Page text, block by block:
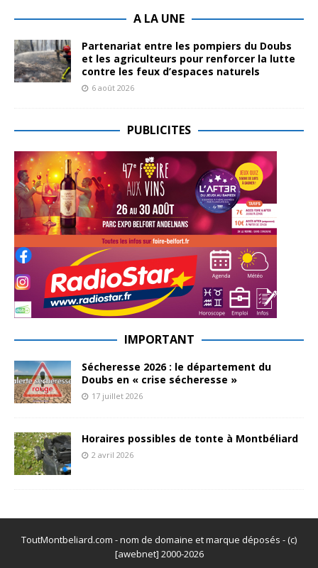
A LA UNE
Partenariat entre les pompiers du Doubs
et les agriculteurs pour renforcer la lutte
contre les feux d’espaces naturels
6 août 2026
PUBLICITES
IMPORTANT
Sécheresse 2026 : le département du
Doubs en « crise sécheresse »
17 juillet 2026
Horaires possibles de tonte à Montbéliard
2 avril 2026
ToutMontbeliard.com - nom de domaine et marque déposés - (c)
[awebnet] 2000-2026